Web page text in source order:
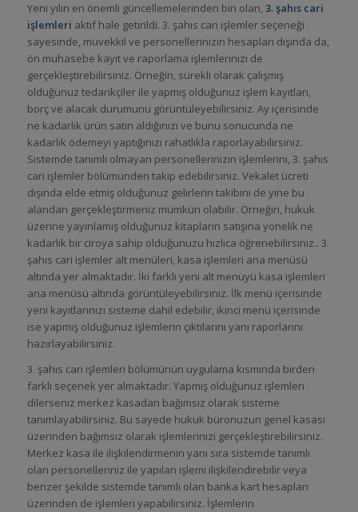
Yeni yılın en önemli güncellemelerinden biri olan, 3. şahıs cari
işlemleri aktif hale getirildi. 3. şahıs cari işlemler seçeneği
sayesinde, müvekkil ve personellerinizin hesapları dışında da,
ön muhasebe kayıt ve raporlama işlemlerinizi de
gerçekleştirebilirsiniz. Örneğin, sürekli olarak çalışmış
olduğunuz tedarikçiler ile yapmış olduğunuz işlem kayıtları,
borç ve alacak durumunu görüntüleyebilirsiniz. Ay içerisinde
ne kadarlık ürün satın aldığınızı ve bunu sonucunda ne
kadarlık ödemeyi yaptığınızı rahatlıkla raporlayabilirsiniz.
Sistemde tanımlı olmayan personellerinizin işlemlerini, 3. şahıs
cari işlemler bölümünden takip edebilirsiniz. Vekalet ücreti
dışında elde etmiş olduğunuz gelirlerin takibini de yine bu
alandan gerçekleştirmeniz mümkün olabilir. Örneğin, hukuk
üzerine yayınlamış olduğunuz kitapların satışına yönelik ne
kadarlık bir ciroya sahip olduğunuzu hızlıca öğrenebilirsiniz.. 3.
şahıs cari işlemler alt menüleri, kasa işlemleri ana menüsü
altında yer almaktadır. İki farklı yeni alt menüyü kasa işlemleri
ana menüsü altında görüntüleyebilirsiniz. İlk menü içerisinde
yeni kayıtlarınızı sisteme dahil edebilir, ikinci menü içerisinde
ise yapmış olduğunuz işlemlerin çıktılarını yanı raporlarını
hazırlayabilirsiniz.
3. şahıs cari işlemleri bölümünün uygulama kısmında birden
farklı seçenek yer almaktadır. Yapmış olduğunuz işlemleri
dilerseniz merkez kasadan bağımsız olarak sisteme
tanımlayabilirsiniz. Bu sayede hukuk büronuzun genel kasası
üzerinden bağımsız olarak işlemlerinizi gerçekleştirebilirsiniz.
Merkez kasa ile ilişkilendirmenin yanı sıra sistemde tanımlı
olan personelleriniz ile yapılan işlemi ilişkilendirebilir veya
benzer şekilde sistemde tanımlı olan banka kart hesapları
üzerinden de işlemleri yapabilirsiniz. İşlemlerin